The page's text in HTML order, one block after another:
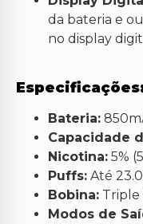
da bateria e
no display
Bateria:
Capacidade
Nicotina: 5%
Puffs: Até
Bobina: Triple
Modos de